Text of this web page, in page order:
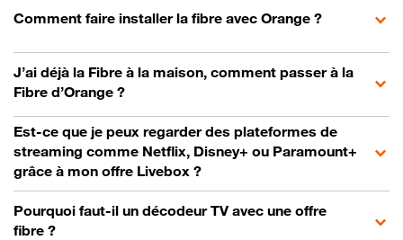
Comment faire installer la fibre avec Orange ?
J’ai déjà la Fibre à la maison, comment passer à la
Fibre d’Orange ?
Est-ce que je peux regarder des plateformes de
streaming comme Netflix, Disney+ ou Paramount+
grâce à mon offre Livebox ?
Pourquoi faut-il un décodeur TV avec une offre
fibre ?